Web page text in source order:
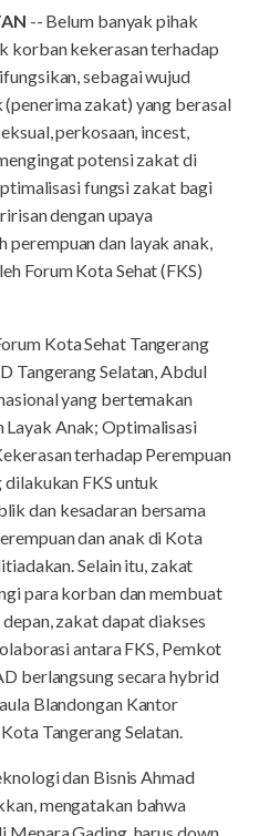
-- Belum banyak pihak
korban kekerasan terhadap
sebagai wujud
zakat) yang berasal
perkosaan, incest,
potensi zakat di
fungsi zakat bagi
dengan upaya
perempuan dan layak anak,
Forum Kota Sehat (FKS)
Kota Sehat Tangerang
Tangerang Selatan, Abdul
yang bertemakan
Layak Anak; Optimalisasi
terhadap Perempuan
dilakukan FKS untuk
dan kesadaran bersama
dan anak di Kota
Selain itu, zakat
para korban dan membuat
zakat dapat diakses
antara FKS, Pemkot
berlangsung secara hybrid
Blandongan Kantor
Tangerang Selatan.
dan Bisnis Ahmad
mengatakan bahwa